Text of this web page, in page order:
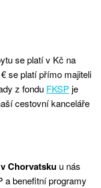
se platí v Kč na
se platí přímo majiteli
z fondu FKSPje
cestovní kanceláře
Chorvatsku u nás
a benefitní programy